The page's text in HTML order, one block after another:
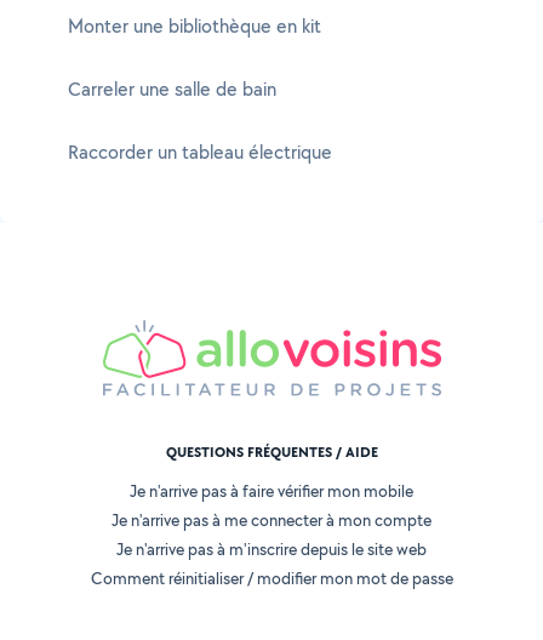
Monter une bibliothèque en kit
Carreler une salle de bain
Raccorder un tableau électrique
QUESTIONS FRÉQUENTES / AIDE
Je n'arrive pas à faire vérifier mon mobile
Je n'arrive pas à me connecter à mon compte
Je n'arrive pas à m'inscrire depuis le site web
Comment réinitialiser / modifier mon mot de passe